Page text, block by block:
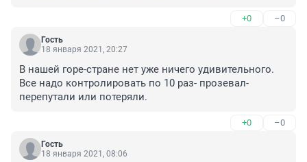
+0 –0
Гость
18 января 2021, 20:27
В нашей горе-стране нет уже ничего удивительного.
Все надо контролировать по 10 раз- прозевал-
перепутали или потеряли.
+0 –0
Гость
18 января 2021, 08:06